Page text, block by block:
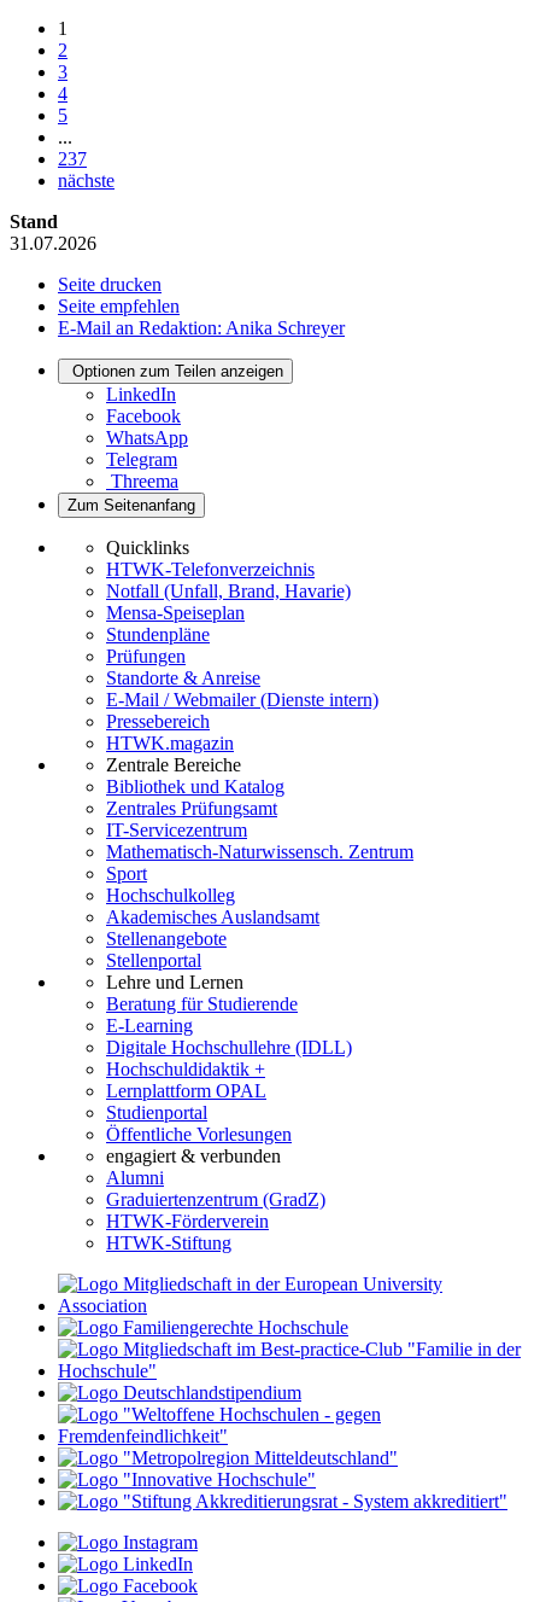
1
2
3
4
5
...
237
nächste
Stand
31.07.2026
Seite drucken
Seite empfehlen
E-Mail an Redaktion: Anika Schreyer
Optionen zum Teilen anzeigen
LinkedIn
Facebook
WhatsApp
Telegram
Threema
Zum Seitenanfang
Quicklinks
HTWK-Telefonverzeichnis
Notfall (Unfall, Brand, Havarie)
Mensa-Speiseplan
Stundenpläne
Prüfungen
Standorte & Anreise
E-Mail / Webmailer (Dienste intern)
Pressebereich
HTWK.magazin
Zentrale Bereiche
Bibliothek und Katalog
Zentrales Prüfungsamt
IT-Servicezentrum
Mathematisch-Naturwissensch. Zentrum
Sport
Hochschulkolleg
Akademisches Auslandsamt
Stellenangebote
Stellenportal
Lehre und Lernen
Beratung für Studierende
E-Learning
Digitale Hochschullehre (IDLL)
Hochschuldidaktik +
Lernplattform OPAL
Studienportal
Öffentliche Vorlesungen
engagiert & verbunden
Alumni
Graduiertenzentrum (GradZ)
HTWK-Förderverein
HTWK-Stiftung